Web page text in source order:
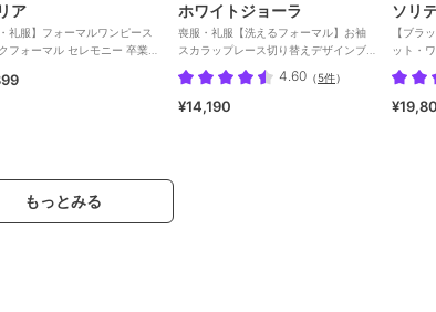
ア
・礼服】フォーマルワンピース
フォーマル セレモニー 卒業式
ホワイトジョーラ
喪服・礼服【洗えるフォーマル】お袖
スカラップレース切り替えデザインブ
ラックフォーマルワンピース
4.60 （5件）
¥14,190
ソリ
【ブラ
ット・
礼服/卒
もっとみる